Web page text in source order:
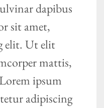
dapibus
sit amet,
elit. Ut elit
mattis,
ipsum
adipiscing